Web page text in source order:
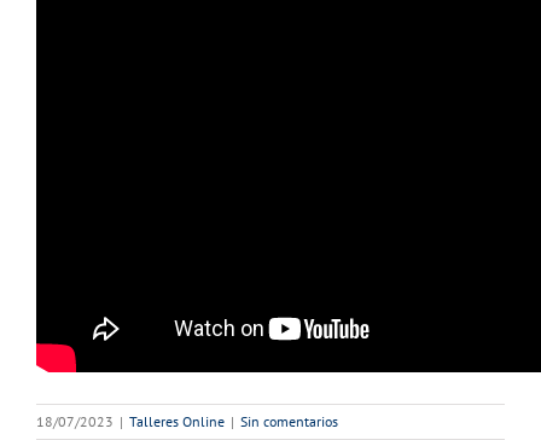
18/07/2023 | Talleres Online | Sin comentarios